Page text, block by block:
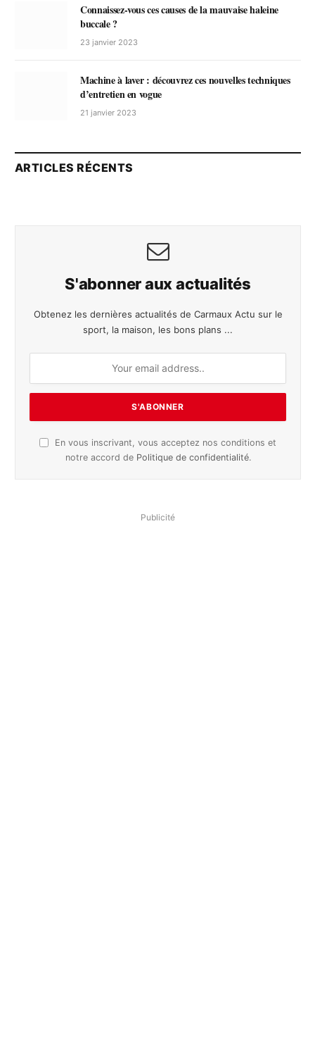
Connaissez-vous ces causes de la mauvaise haleine
buccale ?
23 janvier 2023
Machine à laver : découvrez ces nouvelles techniques
d’entretien en vogue
21 janvier 2023
ARTICLES RÉCENTS
S'abonner aux actualités
Obtenez les dernières actualités de Carmaux Actu sur le
sport, la maison, les bons plans ...
En vous inscrivant, vous acceptez nos conditions et
notre accord de Politique de confidentialité.
Publicité